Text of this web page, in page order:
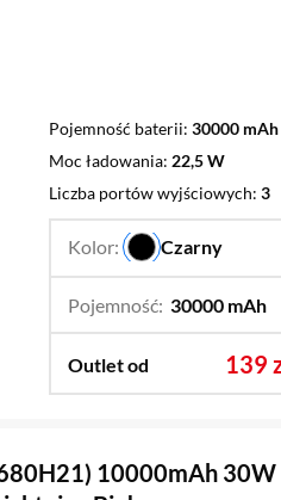
Pojemność baterii 30000 mAh
Moc ładowania 22,5 W
Liczba portów wyjściowych 3
Kolor: Czarny
Pojemność: 30000 mAh
Outlet od 139
10000mAh 30W